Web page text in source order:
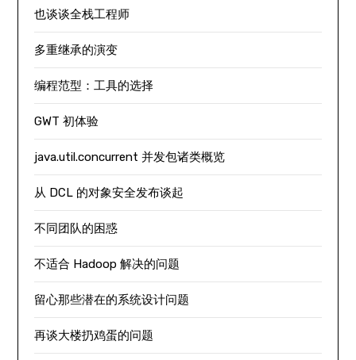
也谈谈全栈工程师
多重继承的演变
编程范型：工具的选择
GWT 初体验
java.util.concurrent 并发包诸类概览
从 DCL 的对象安全发布谈起
不同团队的困惑
不适合 Hadoop 解决的问题
留心那些潜在的系统设计问题
再谈大楼扔鸡蛋的问题